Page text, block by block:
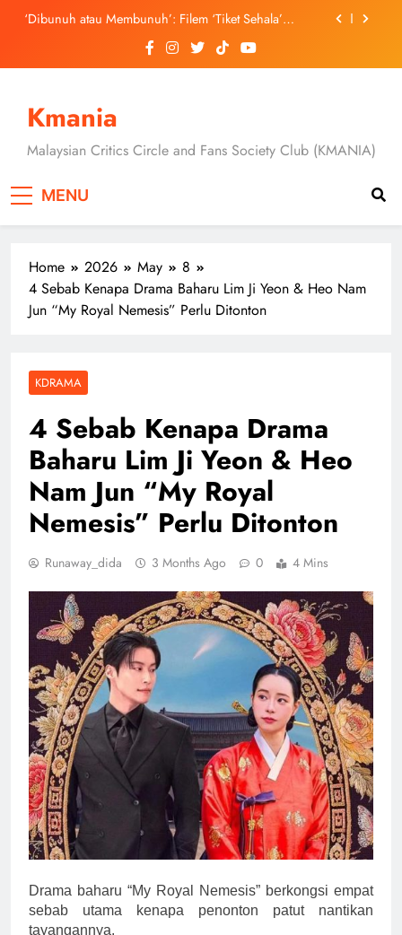
September Ini
‘Dibunuh atau Membunuh’: Filem ‘Tiket Sehala’
3 Sebab Untuk Mula Menonton “My Bias, My Boss”,
Kini Distrim di HBO Max Malaysia
SEUNGKWAN dan DINO SEVENTEEN
Duta Global Antarabangsa iQIYI, Cheng Lei Bakal
Buat Penampilan Istimewa di Kuala Lumpur
September Ini
Satukan Empat Negara Asia
3 Sebab Untuk Mula Menonton “My Bias, My Boss”,
Kini Distrim di HBO Max Malaysia
Kmania
Malaysian Critics Circle and Fans Society Club (KMANIA)
MENU
Home 2026 May
8
4 Sebab Kenapa Drama Baharu Lim Ji Yeon & Heo Nam
Jun “My Royal Nemesis” Perlu Ditonton
KDRAMA
4 Sebab Kenapa Drama
Baharu Lim Ji Yeon & Heo
Nam Jun “My Royal
Nemesis” Perlu Ditonton
Runaway_dida 3 Months Ago 0 4 Mins
Drama baharu “My Royal Nemesis” berkongsi empat
sebab utama kenapa penonton patut nantikan
tayangannya.